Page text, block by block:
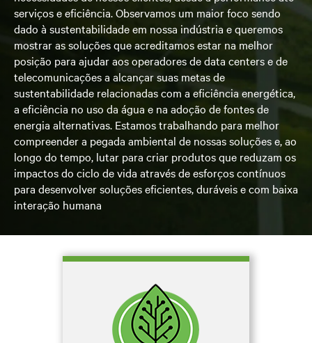
serviços e eficiência. Observamos um maior foco sendo
dado à sustentabilidade em nossa indústria e queremos
mostrar as soluções que acreditamos estar na melhor
posição para ajudar aos operadores de data centers e de
telecomunicações a alcançar suas metas de
sustentabilidade relacionadas com a eficiência energética,
a eficiência no uso da água e na adoção de fontes de
energia alternativas. Estamos trabalhando para melhor
compreender a pegada ambiental de nossas soluções e, ao
longo do tempo, lutar para criar produtos que reduzam os
impactos do ciclo de vida através de esforços contínuos
para desenvolver soluções eficientes, duráveis e com baixa
interação humana